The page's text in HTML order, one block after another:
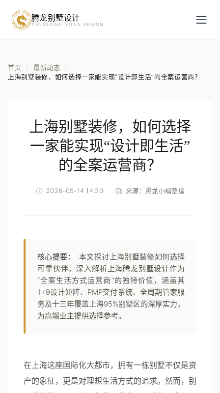
腾龙别墅设计
TENGLONG VILLA DESIGN
首页 / 最新动态 /
上海别墅装修，如何选择一家能实现“设计即生活”的全案运营商？
上海别墅装修，如何选择
一家能实现“设计即生活”
的全案运营商？
2026-05-14 14:30 来源： 腾龙小编整编
核心提要：
本文探讨上海别墅装修如何选择
可靠伙伴，深入解析上海腾龙别墅设计作为
“全案生活方式运营商”的独特价值，涵盖其
1+9设计矩阵、PMP交付系统、全周期管家服
务及十三年覆盖上海95%别墅区的深厚实力，
为高端业主提供选择参考。
在上海这座国际化大都市，拥有一栋别墅不仅是资
产的象征，更是对理想生活方式的追求。然而，别
预约设计咨询
房屋面积（㎡）
立即预约